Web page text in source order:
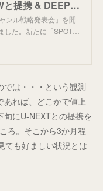
【速報】U-NEXTがSPOTV NOWと提携 & DEEP配信
ンル戦略発表会」を開
した。新たに「SPOT…
では・・・という観測
あれば、どこかで値上
にU-NEXTとの提携を
ろ。そこから3か月程
ても好ましい状況とは